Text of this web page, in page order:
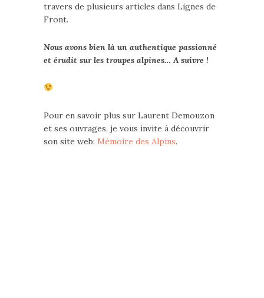
travers de plusieurs articles dans Lignes de
Front.
Nous avons bien là un authentique passionné
et érudit sur les troupes alpines… A suivre !
Pour en savoir plus sur Laurent Demouzon
et ses ouvrages, je vous invite à découvrir
son site web: Mémoire des Alpins.